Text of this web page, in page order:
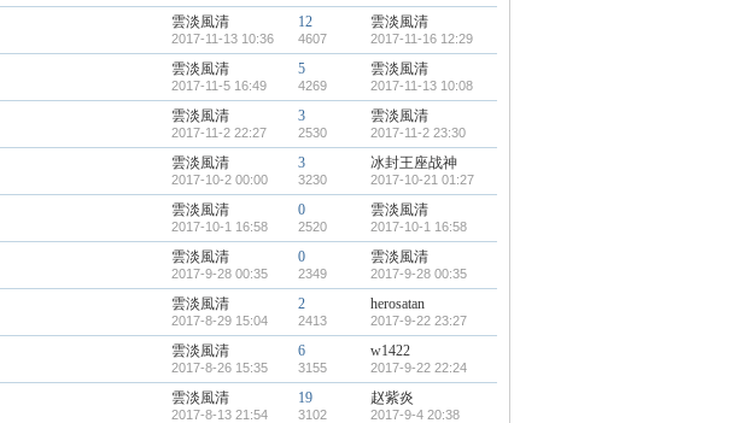
雲淡風清
2017-11-13 10:36
12
4607
雲淡風清
2017-11-16 12:29
雲淡風清
2017-11-5 16:49
5
4269
雲淡風清
2017-11-13 10:08
雲淡風清
2017-11-2 22:27
3
2530
雲淡風清
2017-11-2 23:30
雲淡風清
2017-10-2 00:00
3
3230
冰封王座战神
2017-10-21 01:27
雲淡風清
2017-10-1 16:58
0
2520
雲淡風清
2017-10-1 16:58
雲淡風清
2017-9-28 00:35
0
2349
雲淡風清
2017-9-28 00:35
雲淡風清
2017-8-29 15:04
2
2413
herosatan
2017-9-22 23:27
雲淡風清
2017-8-26 15:35
6
3155
w1422
2017-9-22 22:24
雲淡風清
2017-8-13 21:54
19
3102
赵紫炎
2017-9-4 20:38